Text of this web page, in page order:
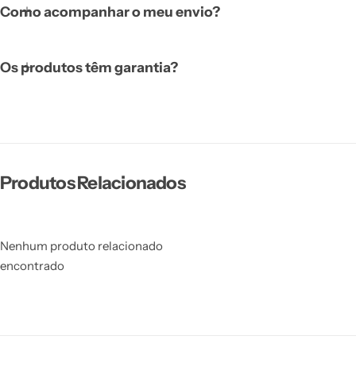
Como acompanhar o meu envio?
Os produtos têm garantia?
Produtos Relacionados
Nenhum produto relacionado
encontrado